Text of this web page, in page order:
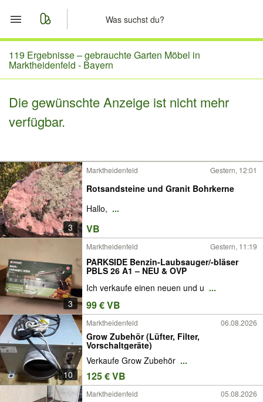
Start
Merkliste
Nachrichten
119 Ergebnisse –gebrauchte Garten Möbel in
Marktheidenfeld - Bayern
Die gewünschte Anzeige ist nicht mehr
verfügbar.
3
Marktheidenfeld Gestern, 12:01
Rotsandsteine und Granit Bohrkerne
Hallo, ...
VB
3
Marktheidenfeld Gestern, 11:19
PARKSIDE Benzin-Laubsauger/-bläser
PBLS 26 A1 – NEU & OVP
Ich verkaufe einen neuen und u ...
99 € VB
10
Marktheidenfeld 06.08.2026
Grow Zubehör (Lüfter, Filter,
Vorschaltgeräte)
Verkaufe Grow Zubehör ...
125 € VB
Marktheidenfeld 05.08.2026